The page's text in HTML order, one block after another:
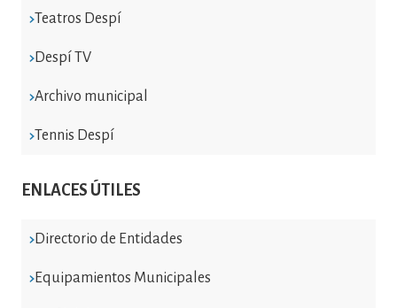
Teatros Despí
Despí TV
Archivo municipal
Tennis Despí
ENLACES ÚTILES
Directorio de Entidades
Equipamientos Municipales